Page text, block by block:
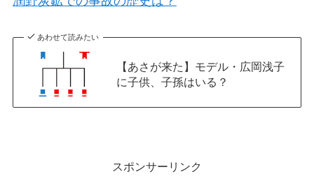
あわせて読みたい
【あさが来た】モデル・広岡浅子
に子供、子孫はいる？
スポンサーリンク